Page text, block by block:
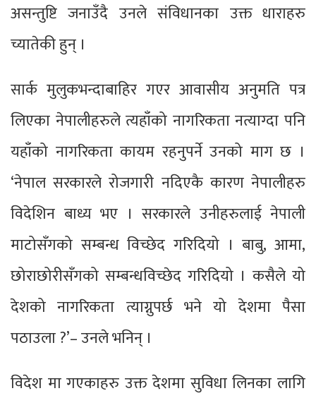
असन्तुष्टि जनाउँदै उनले संविधानका उक्त धाराहरु
च्यातेकी हुन् ।
सार्क मुलुकभन्दाबाहिर गएर आवासीय अनुमति पत्र
लिएका नेपालीहरुले त्यहाँको नागरिकता नत्याग्दा पनि
यहाँको नागरिकता कायम रहनुपर्ने उनको माग छ ।
‘नेपाल सरकारले रोजगारी नदिएकै कारण नेपालीहरु
विदेशिन बाध्य भए । सरकारले उनीहरुलाई नेपाली
माटोसँगको सम्बन्ध विच्छेद गरिदियो । बाबु, आमा,
छोराछोरीसँगको सम्बन्धविच्छेद गरिदियो । कसैले यो
देशको नागरिकता त्याग्नुपर्छ भने यो देशमा पैसा
पठाउला ?’– उनले भनिन् ।
विदेश मा गएकाहरु उक्त देशमा सुविधा लिनका लागि